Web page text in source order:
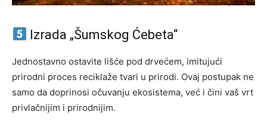
Izrada „Šumskog Ćebeta“
Jednostavno ostavite lišće pod drvećem, imitujući
prirodni proces reciklaže tvari u prirodi. Ovaj postupak ne
samo da doprinosi očuvanju ekosistema, već i čini vaš vrt
privlačnijim i prirodnijim.